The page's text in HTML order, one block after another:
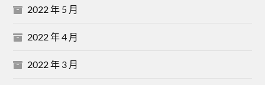
2022 年 5 月
2022 年 4 月
2022 年 3 月